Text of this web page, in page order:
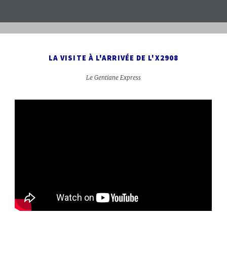
LA VISITE À L'ARRIVÉE DE L'X2908
Le Gentiane Express